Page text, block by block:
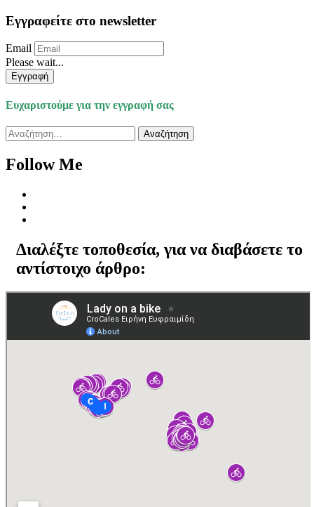
Εγγραφείτε στο newsletter
Email
Please wait...
Εγγραφή
Ευχαριστούμε για την εγγραφή σας
Αναζήτηση
για:
Follow Me
Διαλέξτε τοποθεσία, για να διαβάσετε το
αντίστοιχο άρθρο: